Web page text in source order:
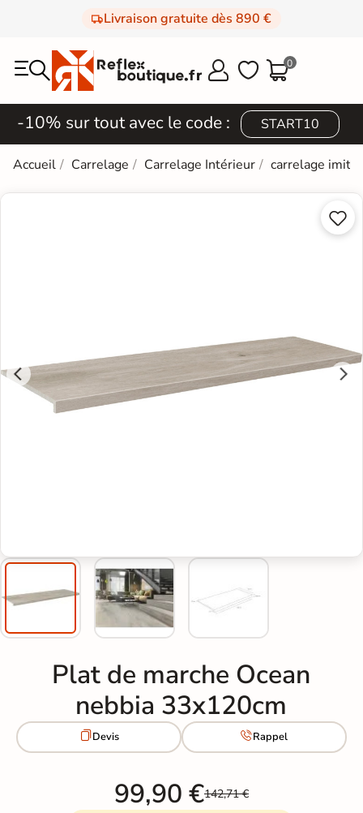
Livraison gratuite dès 890 €
  0
-10% sur tout avec le code : START10
Accueil Carrelage Carrelage Intérieur carrelage


Plat de marche Ocean
nebbia 33x120cm
Devis Rappel
99,90 €142,71 €